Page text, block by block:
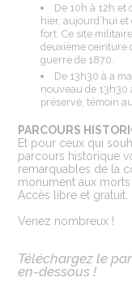
De 10h à 12h et
hier, aujourd’hui
fort. Ce site
deuxième ceinture
guerre de 1870.
De 13h30 à a
nouveau de
préservé, témoin
PARCOURS
Et pour ceux qui
parcours historique
remarquables de la
monument aux morts
Accès libre et gratuit.
Venez nombreux !
Téléchargez le
en-dessous !